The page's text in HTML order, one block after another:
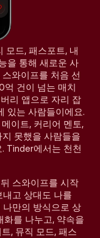
모드, 패스포트, 내
을 통해 새로운 사
와이프를 처음 선
억 건이 넘는 매치
리 앱으로 자리 잡
있는 사람들이에요.
이트, 커리어 멘토,
못했을 사람들을
Tinder에서는 천천
스와이프를 시작
고 상대도 나를
나만의 방식으로 상
화를 나누고, 약속을
, 뮤직 모드, 패스